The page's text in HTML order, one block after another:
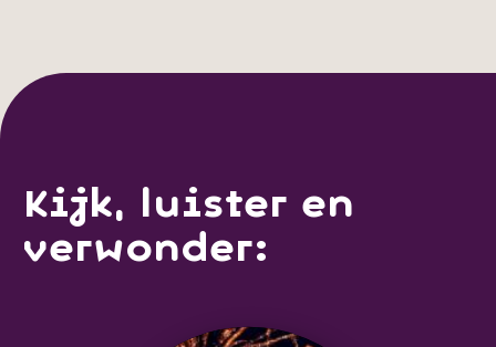
Kijk, luister en
verwonder: